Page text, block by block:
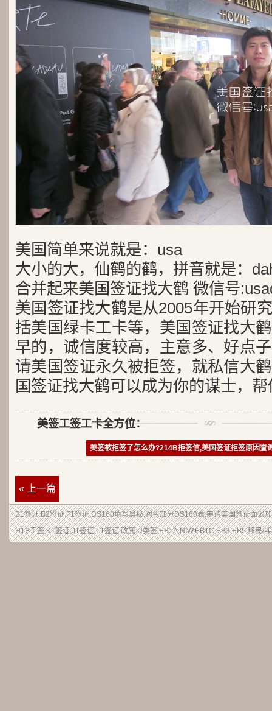
美国简单来说就是：usa
大小的大，仙鹤的鹤，拼音就是：
合并起来美国签证找大鹤 微信号
美国签证找大鹤是从2005年开始研
括美国绿卡工卡等，美国签证找大
早的，诚信度较高，主意多、好点
请美国签证永久被拒签，就私信大
国签证找大鹤可以成为你的谋士，
美签工签工卡全方位：
美签被拒签了怎么办?214B拒签信,美国签证拒签原因查
« 上一篇
B1签证.B2签证.F1签证.DS160填写奥秘,润色加分DS160表,申请美国签证面谈
H1B工签,K1签证,J1签证,L1签证,政庇,U类签,EB1A,NIW,EB1C,EB3,EB5,移民/